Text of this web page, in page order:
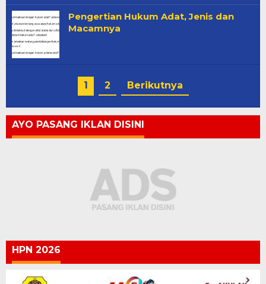
Pengertian Hukum Adat, Jenis dan
Macamnya
1 2 Berikutnya
AYO PASANG IKLAN DISINI
HPN 2026